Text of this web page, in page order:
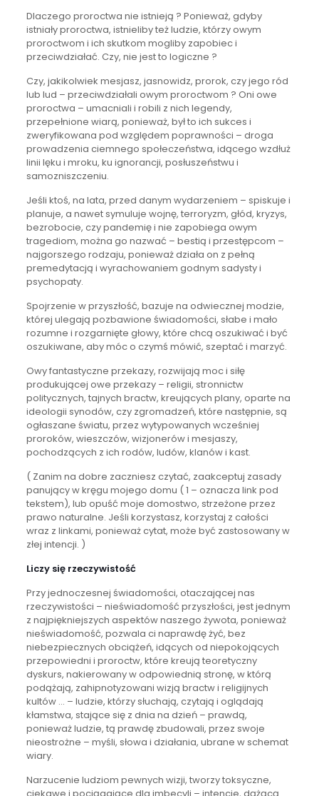
Dlaczego proroctwa nie istnieją ? Ponieważ, gdyby
istniały proroctwa, istnieliby też ludzie, którzy owym
proroctwom i ich skutkom mogliby zapobiec i
przeciwdziałać. Czy, nie jest to logiczne ?
Czy, jakikolwiek mesjasz, jasnowidz, prorok, czy jego ród
lub lud – przeciwdziałali owym proroctwom ? Oni owe
proroctwa – umacniali i robili z nich legendy,
przepełnione wiarą, ponieważ, był to ich sukces i
zweryfikowana pod względem poprawności – droga
prowadzenia ciemnego społeczeństwa, idącego wzdłuż
linii lęku i mroku, ku ignorancji, posłuszeństwu i
samozniszczeniu.
Jeśli ktoś, na lata, przed danym wydarzeniem – spiskuje i
planuje, a nawet symuluje wojnę, terroryzm, głód, kryzys,
bezrobocie, czy pandemię i nie zapobiega owym
tragediom, można go nazwać – bestią i przestępcom –
najgorszego rodzaju, ponieważ działa on z pełną
premedytacją i wyrachowaniem godnym sadysty i
psychopaty.
Spojrzenie w przyszłość, bazuje na odwiecznej modzie,
której ulegają pozbawione świadomości, słabe i mało
rozumne i rozgarnięte głowy, które chcą oszukiwać i być
oszukiwane, aby móc o czymś mówić, szeptać i marzyć.
Owy fantastyczne przekazy, rozwijają moc i siłę
produkującej owe przekazy – religii, stronnictw
politycznych, tajnych bractw, kreujących plany, oparte na
ideologii synodów, czy zgromadzeń, które następnie, są
ogłaszane światu, przez wytypowanych wcześniej
proroków, wieszczów, wizjonerów i mesjaszy,
pochodzących z ich rodów, ludów, klanów i kast.
( Zanim na dobre zaczniesz czytać, zaakceptuj zasady
panujący w kręgu mojego domu ( 1 – oznacza link pod
tekstem), lub opuść moje domostwo, strzeżone przez
prawo naturalne. Jeśli korzystasz, korzystaj z całości
wraz z linkami, ponieważ cytat, może być zastosowany w
złej intencji. )
Liczy się rzeczywistość
Przy jednoczesnej świadomości, otaczającej nas
rzeczywistości – nieświadomość przyszłości, jest jednym
z najpiękniejszych aspektów naszego żywota, ponieważ
nieświadomość, pozwala ci naprawdę żyć, bez
niebezpiecznych obciążeń, idących od niepokojących
przepowiedni i proroctw, które kreują teoretyczny
dyskurs, nakierowany w odpowiednią stronę, w którą
podążają, zahipnotyzowani wizją bractw i religijnych
kultów … – ludzie, którzy słuchają, czytają i oglądają
kłamstwa, stające się z dnia na dzień – prawdą,
ponieważ ludzie, tą prawdę zbudowali, przez swoje
nieostrożne – myśli, słowa i działania, ubrane w schemat
wiary.
Narzucenie ludziom pewnych wizji, tworzy toksyczne,